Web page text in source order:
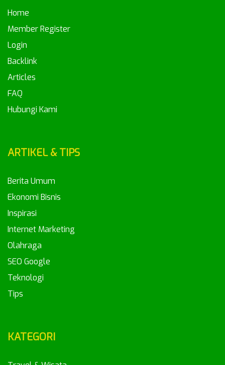
Home
Member Register
Login
Backlink
Articles
FAQ
Hubungi Kami
ARTIKEL & TIPS
Berita Umum
Ekonomi Bisnis
Inspirasi
Internet Marketing
Olahraga
SEO Google
Teknologi
Tips
KATEGORI